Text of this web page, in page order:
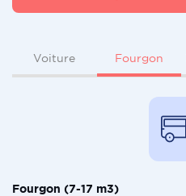
Voiture Fourgon
Fourgon (7-17 m3)